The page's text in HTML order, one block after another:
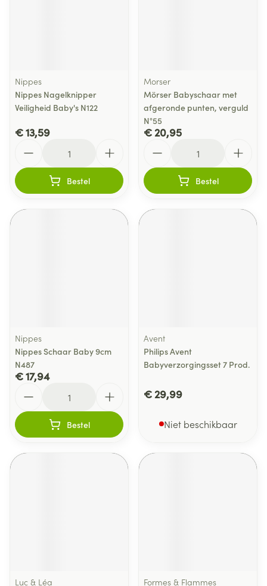
Nippes
Nippes Nagelknipper
Veiligheid Baby's N122
€ 13,59
Bestel
Morser
Mörser Babyschaar met
afgeronde punten, verguld
N°55
€ 20,95
Bestel
Nippes
Nippes Schaar Baby 9cm
N487
€ 17,94
Bestel
Avent
Philips Avent
Babyverzorgingsset 7 Prod.
€ 29,99
Niet beschikbaar
Luc & Léa Formes & Flammes